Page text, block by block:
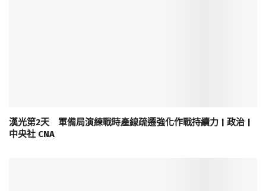
漢光第2天 軍備局演練戰時產線疏遷強化作戰持續力 | 政治 |
中央社 CNA